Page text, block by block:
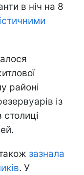
в ніч на 8
районі
із
зазнала
. У